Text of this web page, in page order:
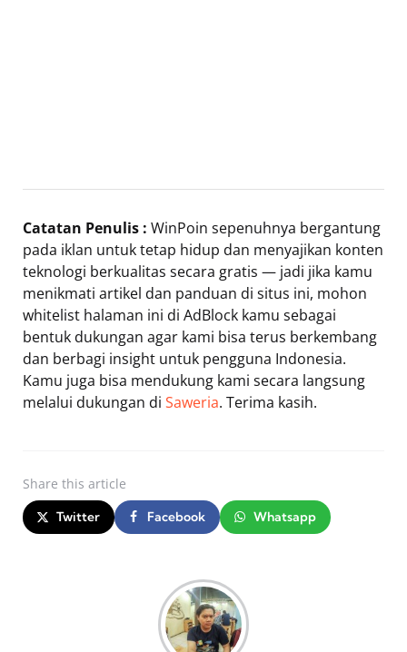
Catatan Penulis : WinPoin sepenuhnya bergantung
pada iklan untuk tetap hidup dan menyajikan konten
teknologi berkualitas secara gratis — jadi jika kamu
menikmati artikel dan panduan di situs ini, mohon
whitelist halaman ini di AdBlock kamu sebagai
bentuk dukungan agar kami bisa terus berkembang
dan berbagi insight untuk pengguna Indonesia.
Kamu juga bisa mendukung kami secara langsung
melalui dukungan di Saweria. Terima kasih.
Share this article
Twitter Facebook Whatsapp